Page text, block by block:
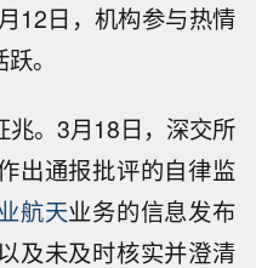
12日，机构参与热情
。
兆。3月18日，深交所
出通报批评的自律监
航天业务的信息发布
及未及时核实并澄清